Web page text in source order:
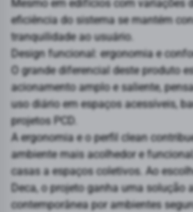
Mesmo em edifícios com variações
eficiência do sistema se mantém
tranquilidade ao usuário.
Design funcional: ergonomia e
O grande diferencial deste produto
acionamento amplo e saliente,
uso diário em espaços acessíveis,
projetos PCD.
A ergonomia e o perfil clean
ambiente mais acolhedor e
casas a espaços coletivos. Ao
Deca, o projeto ganha uma solução
contemporânea por ambientes